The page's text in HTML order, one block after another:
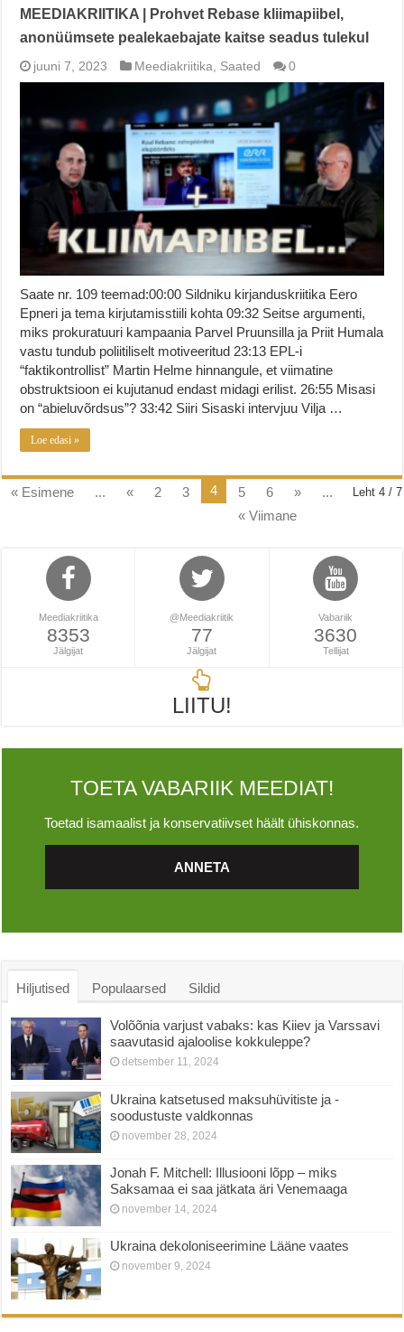
MEEDIAKRIITIKA | Prohvet Rebase kliimapiibel,
anonüümsete pealekaebajate kaitse seadus tulekul
juuni 7, 2023 Meediakriitika Saated 0
Saate nr. 109 teemad:00:00 Sildniku kirjanduskriitika Eero
Epneri ja tema kirjutamisstiili kohta 09:32 Seitse argumenti,
miks prokuratuuri kampaania Parvel Pruunsilla ja Priit Humala
vastu tundub poliitiliselt motiveeritud 23:13 EPL-i
“faktikontrollist” Martin Helme hinnangule, et viimatine
obstruktsioon ei kujutanud endast midagi erilist. 26:55 Misasi
on “abieluvõrdsus”? 33:42 Siiri Sisaski intervjuu Vilja …
Loe edasi »
Leht 4 / 7
« Esimene ... « 2 3 4 5 6 »
...
« Viimane
Meediakriitika
8353
Jälgijat
@Meediakriitik
77
Jälgijat
Vabariik
3630
Tellijat
LIITU!
TOETA VABARIIK MEEDIAT!
Toetad isamaalist ja konservatiivset häält ühiskonnas.
ANNETA
Hiljutised Populaarsed Sildid
Volõõnia varjust vabaks: kas Kiiev ja Varssavi
saavutasid ajaloolise kokkuleppe?
detsember 11, 2024
Ukraina katsetused maksuhüvitiste ja -
soodustuste valdkonnas
november 28, 2024
Jonah F. Mitchell: Illusiooni lõpp – miks
Saksamaa ei saa jätkata äri Venemaaga
november 14, 2024
Ukraina dekoloniseerimine Lääne vaates
november 9, 2024